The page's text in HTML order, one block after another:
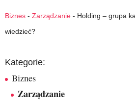
Biznes - Zarządzanie - Holding – grupa
wiedzieć?
Kategorie:
Biznes
Zarządzanie